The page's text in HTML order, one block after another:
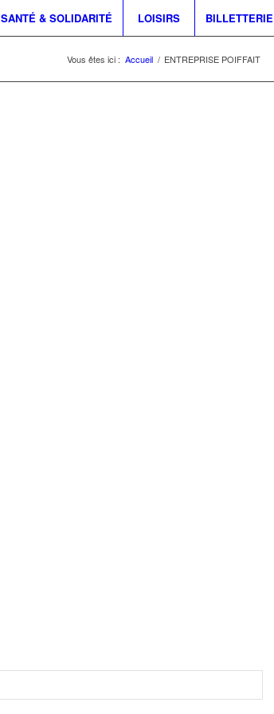
SANTÉ & SOLIDARITÉ LOISIRS BILLETTERIE
Vous êtes ici : Accueil / ENTREPRISE POIFFAIT